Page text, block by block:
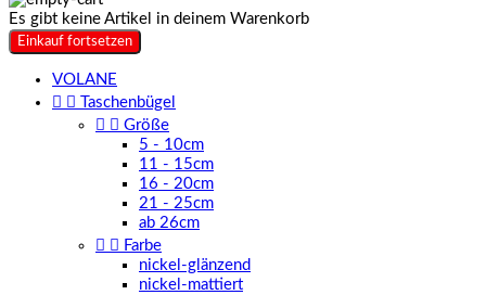
Es gibt keine Artikel in deinem Warenkorb
Einkauf fortsetzen
VOLANE
 
Taschenbügel
  Größe
5 - 10cm
11 - 15cm
16 - 20cm
21 - 25cm
ab 26cm
  Farbe
nickel-glänzend
nickel-mattiert